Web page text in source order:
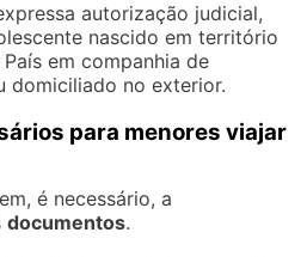
autorização judicial,
nascido em território
em companhia de
domiciliado no exterior.
para menores viajar
é necessário, a
documentos.